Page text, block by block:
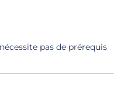
pas de prérequis